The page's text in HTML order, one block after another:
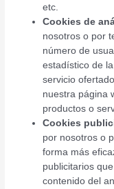
etc.
Cookies de
nosotros o por
número de
estadístico de
servicio
nuestra página
productos o
Cookies
por nosotros o
forma más
publicitarios
contenido del